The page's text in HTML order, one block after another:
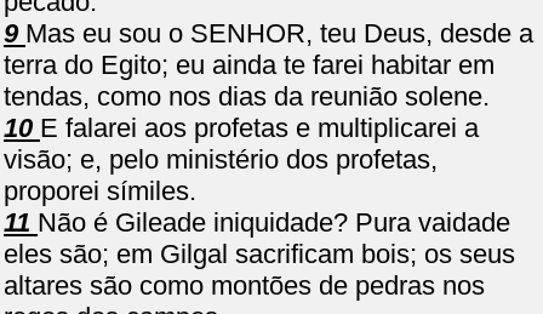
9 Mas eu sou o SENHOR, teu Deus, desde a
terra do Egito; eu ainda te farei habitar em
tendas, como nos dias da reunião solene.
10 E falarei aos profetas e multiplicarei a
visão; e, pelo ministério dos profetas,
proporei símiles.
11 Não é Gileade iniquidade? Pura vaidade
eles são; em Gilgal sacrificam bois; os seus
altares são como montões de pedras nos